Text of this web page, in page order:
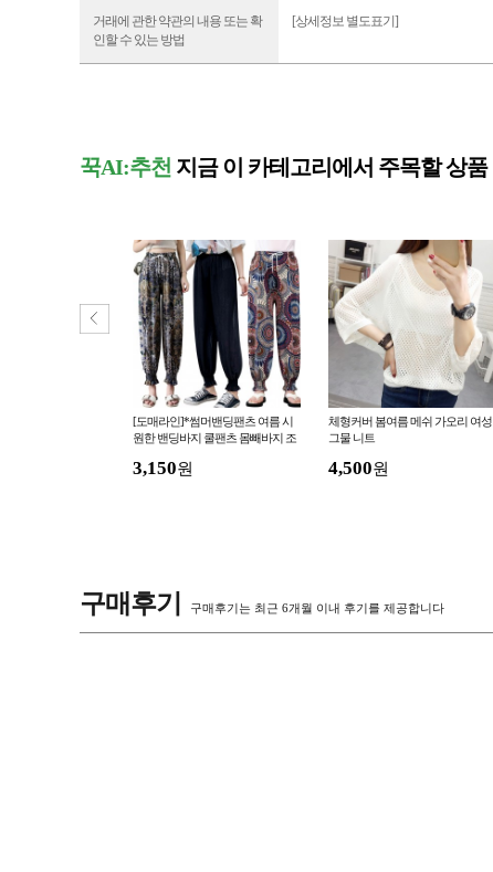
거래에 관한 약관의 내용 또는 확
인할 수 있는 방법
[상세정보 별도표기]
꾹AI:추천 지금 이 카테고리에서 주목할 상품
[도매라인]*썸머밴딩팬츠 여름 시
원한 밴딩바지 쿨팬츠 몸빼바지 조
3,150원
체형커버 봄여름 메쉬 가오리 여성
그물 니트
4,500원
구매후기 구매후기는 최근 6개월 이내 후기를 제공합니다